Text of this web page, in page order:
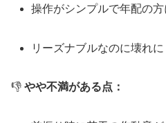
操作がシンプルで年配の
リーズナブルなのに壊れに
👎 やや不満がある点：